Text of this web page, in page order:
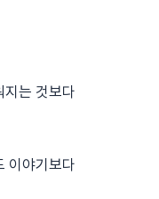
지는 것보다
이야기보다